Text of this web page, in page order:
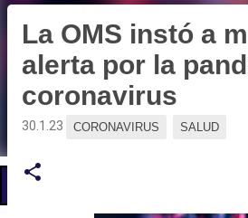
📢 LO ÚLTIMO
La OMS instó a
alerta por la
coronavirus
30.1.23 CORONAVIRUS SALUD